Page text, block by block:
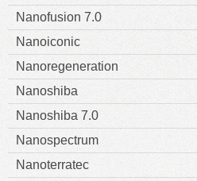
Nanofusion 7.0
Nanoiconic
Nanoregeneration
Nanoshiba
Nanoshiba 7.0
Nanospectrum
Nanoterratec